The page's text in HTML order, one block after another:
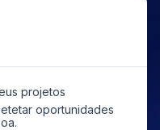
projetos
oportunidades